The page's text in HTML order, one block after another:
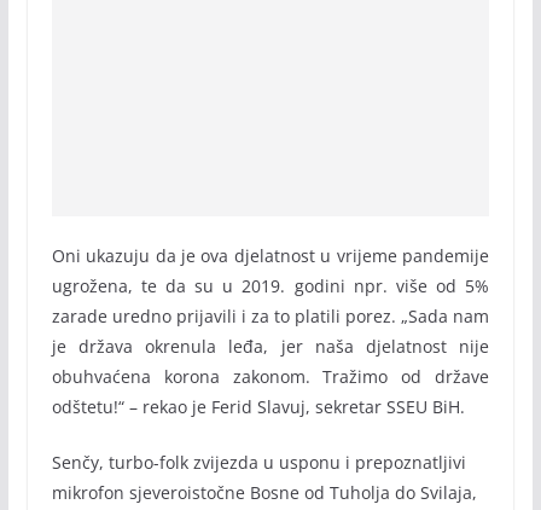
Oni ukazuju da je ova djelatnost u vrijeme pandemije
ugrožena, te da su u 2019. godini npr. više od 5%
zarade uredno prijavili i za to platili porez. „Sada nam
je država okrenula leđa, jer naša djelatnost nije
obuhvaćena korona zakonom. Tražimo od države
odštetu!“ – rekao je Ferid Slavuj, sekretar SSEU BiH.
Senčy, turbo-folk zvijezda u usponu i prepoznatljivi
mikrofon sjeveroistočne Bosne od Tuholja do Svilaja,